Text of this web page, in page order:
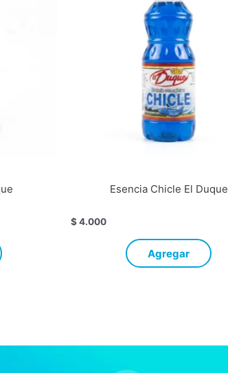
Esencia Chicle El Duque
$4.000
Agregar